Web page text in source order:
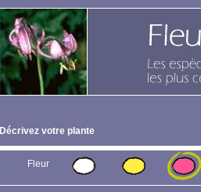
Décrivez votre plante
Fleur